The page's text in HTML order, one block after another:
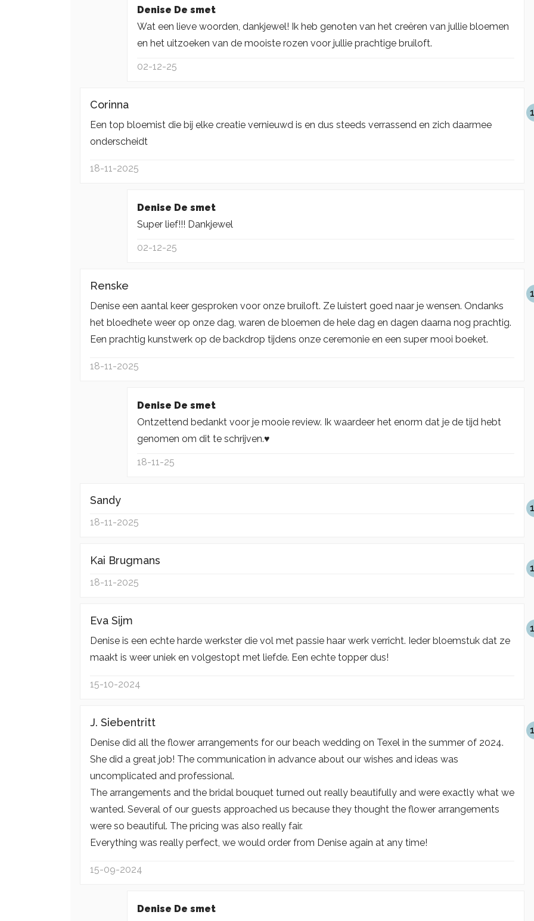
Denise De smet
Wat een lieve woorden, dankjewel! Ik heb genoten van het creëren van jullie bloemen
en het uitzoeken van de mooiste rozen voor jullie prachtige bruiloft.
02-12-25
Corinna
Een top bloemist die bij elke creatie vernieuwd is en dus steeds verrassend en zich daarmee
onderscheidt
18-11-2025
Denise De smet
Super lief!!! Dankjewel
02-12-25
Renske
Denise een aantal keer gesproken voor onze bruiloft. Ze luistert goed naar je wensen. Ondanks
het bloedhete weer op onze dag, waren de bloemen de hele dag en dagen daarna nog prachtig.
Een prachtig kunstwerk op de backdrop tijdens onze ceremonie en een super mooi boeket.
18-11-2025
Denise De smet
Ontzettend bedankt voor je mooie review. Ik waardeer het enorm dat je de tijd hebt
genomen om dit te schrijven.♥️
18-11-25
Sandy
18-11-2025
Kai Brugmans
18-11-2025
Eva Sijm
Denise is een echte harde werkster die vol met passie haar werk verricht. Ieder bloemstuk dat ze
maakt is weer uniek en volgestopt met liefde. Een echte topper dus!
15-10-2024
J. Siebentritt
Denise did all the flower arrangements for our beach wedding on Texel in the summer of 2024.
She did a great job! The communication in advance about our wishes and ideas was
uncomplicated and professional.
The arrangements and the bridal bouquet turned out really beautifully and were exactly what we
wanted. Several of our guests approached us because they thought the flower arrangements
were so beautiful. The pricing was also really fair.
Everything was really perfect, we would order from Denise again at any time!
15-09-2024
Denise De smet